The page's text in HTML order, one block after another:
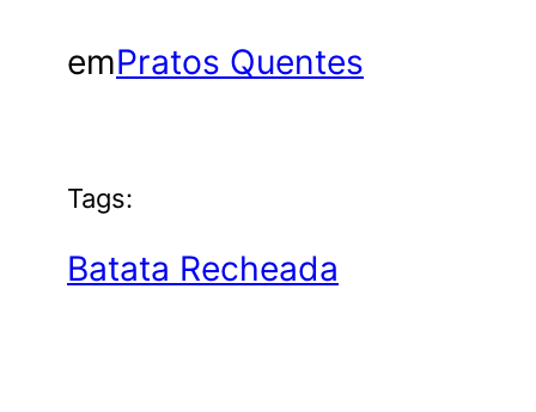
emPratos Quentes
Tags:
Batata Recheada